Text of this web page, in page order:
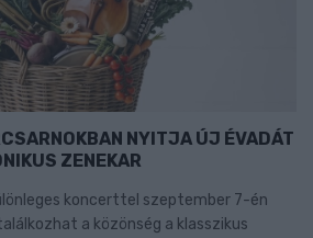
NYITJA ÚJ ÉVADÁT
ZENEKAR
koncerttel szeptember 7-én
a közönség a klasszikus